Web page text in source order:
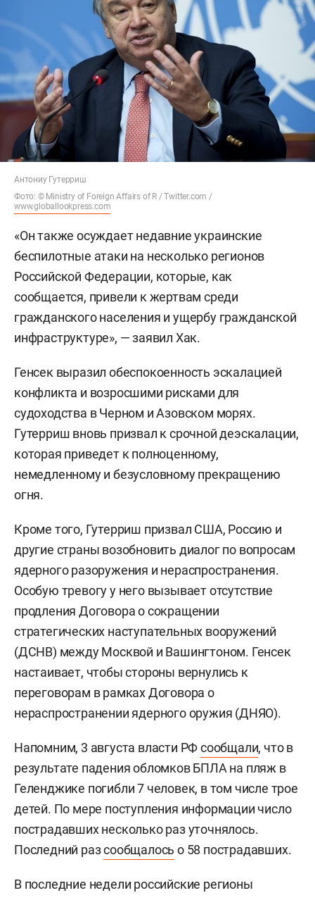
Антониу Гутерриш
Фото: © Ministry of Foreign Affairs of R / Twitter.com /
www.globallookpress.com
«Он также осуждает недавние украинские
беспилотные атаки на несколько регионов
Российской Федерации, которые, как
сообщается, привели к жертвам среди
гражданского населения и ущербу гражданской
инфраструктуре», — заявил Хак.
Генсек выразил обеспокоенность эскалацией
конфликта и возросшими рисками для
судоходства в Черном и Азовском морях.
Гутерриш вновь призвал к срочной деэскалации,
которая приведет к полноценному,
немедленному и безусловному прекращению
огня.
Кроме того, Гутерриш призвал США, Россию и
другие страны возобновить диалог по вопросам
ядерного разоружения и нераспространения.
Особую тревогу у него вызывает отсутствие
продления Договора о сокращении
стратегических наступательных вооружений
(ДСНВ) между Москвой и Вашингтоном. Генсек
настаивает, чтобы стороны вернулись к
переговорам в рамках Договора о
нераспространении ядерного оружия (ДНЯО).
Напомним, 3 августа власти РФсообщали, что в
результате падения обломков БПЛА на пляж в
Геленджике погибли 7 человек, в том числе трое
детей. По мере поступления информации число
пострадавших несколько раз уточнялось.
Последний разсообщалось о 58 пострадавших.
В последние недели российские регионы